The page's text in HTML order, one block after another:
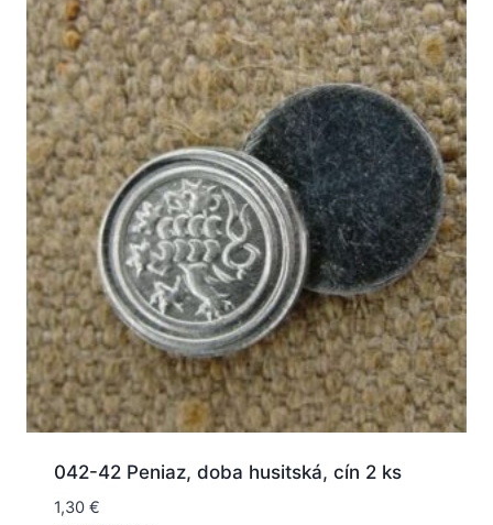
042-42 Peniaz, doba husitská, cín 2 ks
1,30 €